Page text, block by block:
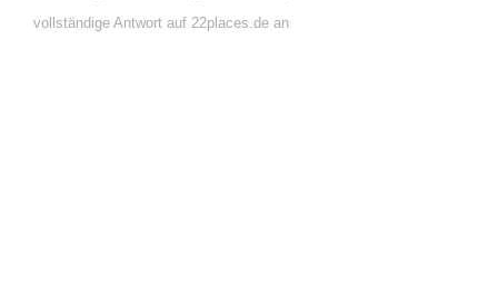
vollständige Antwort auf 22places.de an